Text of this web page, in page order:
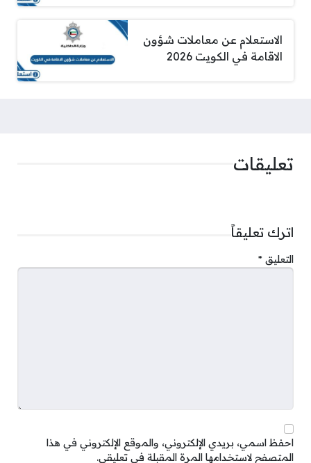
الاستعلام عن معاملات شؤون
الاقامة في الكويت 2026
تعليقات
اترك تعليقاً
التعليق *
احفظ اسمي، بريدي الإلكتروني، والموقع الإلكتروني في هذا
المتصفح لاستخدامها المرة المقبلة في تعليقي.